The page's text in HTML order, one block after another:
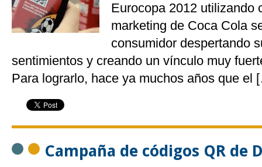
Eurocopa 2012 utilizando
marketing de Coca Cola
consumidor despertando
sentimientos y creando un vínculo muy
Para lograrlo, hace ya muchos años que el
Campaña de códigos QR de